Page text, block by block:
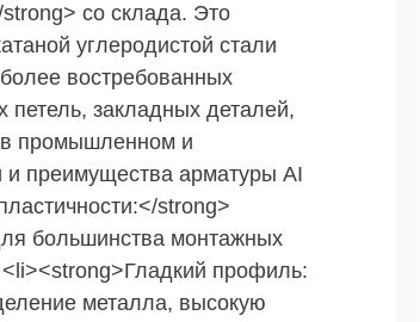
со склада. Это
углеродистой стали
востребованных
закладных деталей,
в промышленном и
и преимущества арматуры АI
strong>
большинства монтажных
профиль:
металла, высокую